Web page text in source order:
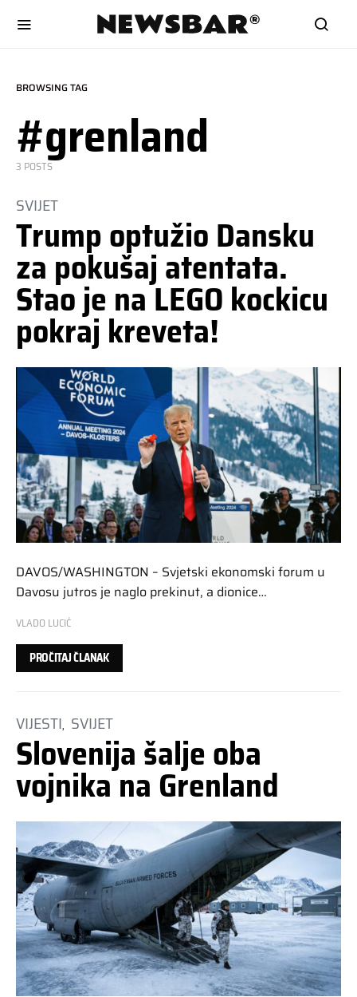
BROWSING TAG
#grenland
3 POSTS
SVIJET
Trump optužio Dansku
za pokušaj atentata.
Stao je na LEGO kockicu
pokraj kreveta!
DAVOS/WASHINGTON – Svjetski ekonomski forum u
Davosu jutros je naglo prekinut, a dionice…
VLADO LUCIĆ
PROČITAJ ČLANAK
VIJESTI SVIJET
Slovenija šalje oba
vojnika na Grenland